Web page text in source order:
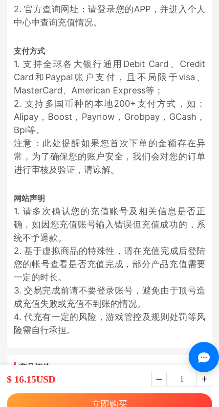
$ 16.15USD
2. 官方查询网址：请登录您的APP，并进入个人
中心中查询充值情况。
支付方式
1. 支持全球各大银行通用Debit Card、Credit
Card和Paypal账户支付，且不局限于visa、
MasterCard、American Express等；
2. 支持多国币种的本地200+支付方式，如：
Alipay，Boost，Paynow，Grobpay，GCash，
Bpi等。
注意：此处提醒如果您首次下单的金额存在异
常，为了确保您的账户安全，我们会对您的订单
进行审核及验证，请谅解。
网站声明
1. 请多次确认您的充值账号及相关信息是否正
确，如因您充值账号输入错误但充值成功的，系
统不予退款。
2. 基于虚拟商品的特殊性，请在充值完成后登陆
您的帐号查看是否充值完成，部分产品充值需要
一定的时长。
3. 交易完成前请不要登录账号，避免由于顶号造
成充值失败或充值不到账的情况。
4. 代充有一定的风险，游戏管控及规则处罚等风
险需自行承担。
商品评价